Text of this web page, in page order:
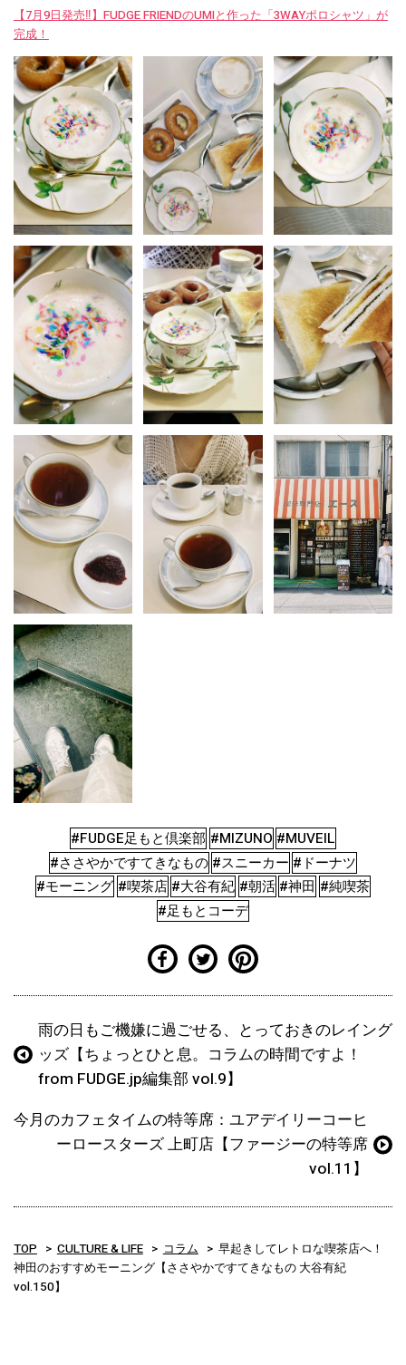
【7月9日発売‼︎】FUDGE FRIENDのUMIと作った「3WAYポロシャツ」が
完成！
#FUDGE足もと倶楽部 #MIZUNO #MUVEIL
#ささやかですてきなもの #スニーカー #ドーナツ
#モーニング #喫茶店 #大谷有紀 #朝活 #神田 #純喫茶
#足もとコーデ
雨の日もご機嫌に過ごせる、とっておきのレイング
ッズ【ちょっとひと息。コラムの時間ですよ！
from FUDGE.jp編集部 vol.9】
今月のカフェタイムの特等席：ユアデイリーコーヒ
ーロースターズ 上町店【ファージーの特等席
vol.11】
TOP CULTURE & LIFE コラム
早起きしてレトロな喫茶店へ！
神田のおすすめモーニング【ささやかですてきなもの 大谷有紀
vol.150】